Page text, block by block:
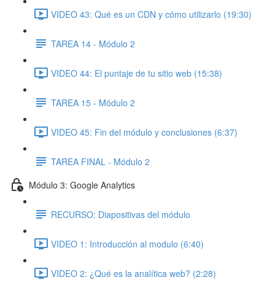
VIDEO 43: Qué es un CDN y cómo utilizarlo (19:30)
TAREA 14 - Módulo 2
VIDEO 44: El puntaje de tu sitio web (15:38)
TAREA 15 - Módulo 2
VIDEO 45: Fin del módulo y conclusiones (6:37)
TAREA FINAL - Módulo 2
Módulo 3: Google Analytics
RECURSO: Diapositivas del módulo
VIDEO 1: Introducción al modulo (6:40)
VIDEO 2: ¿Qué es la analítica web? (2:28)